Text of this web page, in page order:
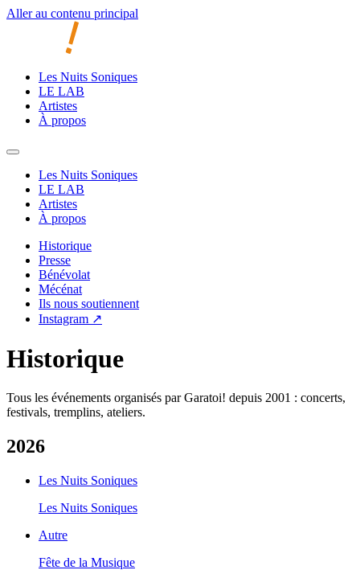
Aller au contenu principal
Les Nuits Soniques
LE LAB
Artistes
À propos
Les Nuits Soniques
LE LAB
Artistes
À propos
Historique
Presse
Bénévolat
Mécénat
Ils nous soutiennent
Instagram ↗
Historique
Tous les événements organisés par Garatoi! depuis 2001 : concerts,
festivals, tremplins, ateliers.
2026
Les Nuits Soniques
Les Nuits Soniques
Autre
Fête de la Musique